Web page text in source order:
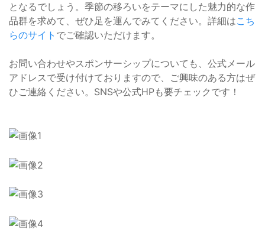
となるでしょう。季節の移ろいをテーマにした魅力的な作
品群を求めて、ぜひ足を運んでみてください。詳細はこち
らのサイト でご確認いただけます。
お問い合わせやスポンサーシップについても、公式メール
アドレスで受け付けておりますので、ご興味のある方はぜ
ひご連絡ください。SNSや公式HPも要チェックです！